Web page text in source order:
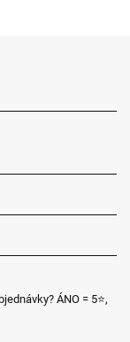
ÁNO = 5⭐,